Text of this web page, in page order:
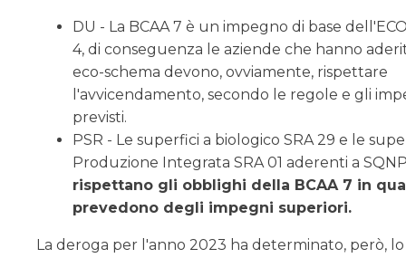
DU - La BCAA 7 è un impegno di base
4, di conseguenza le aziende che hanno
eco-schema devono, ovviamente, rispettare
l'avvicendamento, secondo le regole e gli
previsti.
PSR - Le superfici a biologico SRA 29 e le
Produzione Integrata SRA 01 aderenti a
rispettano gli obblighi della BCAA 7 in
prevedono degli impegni superiori.
La deroga per l'anno 2023 ha determinato, però, lo